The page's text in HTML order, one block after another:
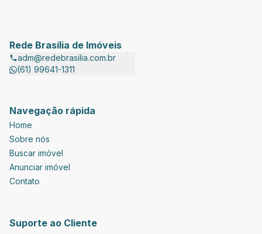
Rede Brasília de Imóveis
adm@redebrasilia.com.br
(61) 99641-1311
Navegação rápida
Home
Sobre nós
Buscar imóvel
Anunciar imóvel
Contato
Suporte ao Cliente